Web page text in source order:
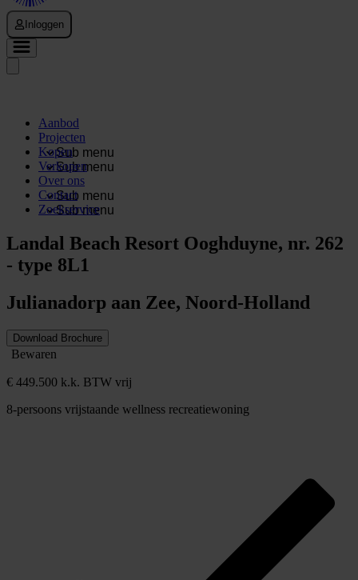
Inloggen
Aanbod
Projecten
Sub menu
Kopen
Sub menu
Verkopen
Over ons
Sub menu
Contact
Sub menu
Zoekservice
Landal Beach Resort Ooghduyne, nr. 262
- type 8L1
Julianadorp aan Zee, Noord-Holland
Download Brochure
Bewaren
€ 449.500 k.k. BTW vrij
8-persoons vrijstaande wellness recreatiewoning